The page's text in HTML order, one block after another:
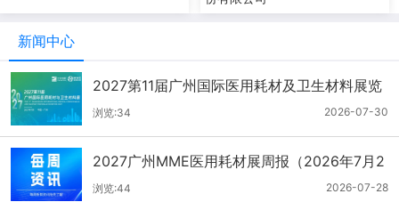
新闻中心
2027第11届广州国际医用耗材及卫生材料展览
会（2026.7.21-7.27周报）
2026-07-30
浏览:34
2027广州MME医用耗材展周报（2026年7月2
1-27日）
2026-07-28
浏览:44